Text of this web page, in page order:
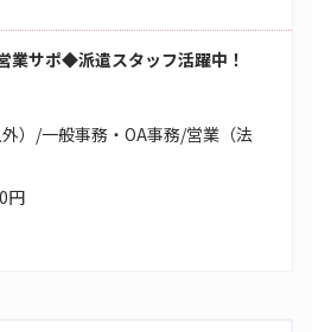
業サポ◆派遣スタッフ活躍中！
）/一般事務・OA事務/営業（法
円